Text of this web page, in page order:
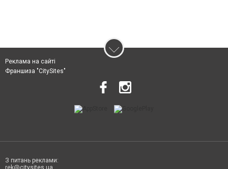
Реклама на сайті
Франшиза "CitySites"
З питань реклами:
rek@citysites.ua